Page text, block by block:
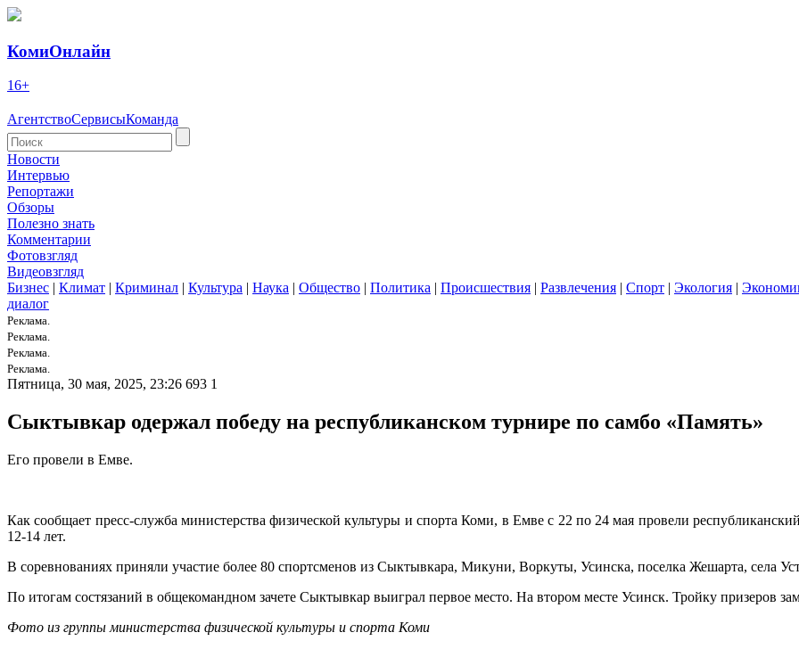
КомиОнлайн
16+
АгентствоСервисыКоманда
Новости
Интервью
Репортажи
Обзоры
Полезно знать
Комментарии
Фотовзгляд
Видеовзгляд
Бизнес | Климат | Криминал | Культура | Наука | Общество | Политика | Происшествия | Развлечения | Спорт | Экология |
диалог
Реклама.
Реклама.
Реклама.
Реклама.
Пятница, 30 мая, 2025, 23:26 693 1
Сыктывкар одержал победу на республиканском турнире по самбо «Память»
Его провели в Емве.
Как сообщает пресс-служба министерства физической культуры и спорта Коми, в Емве с 22 по 24 мая провели
12-14 лет.
В соревнованиях приняли участие более 80 спортсменов из Сыктывкара, Микуни, Воркуты, Усинска, поселка Жешарта, села
По итогам состязаний в общекомандном зачете Сыктывкар выиграл первое место. На втором месте Усинск. Тройку призеров
Фото из группы министерства физической культуры и спорта Коми